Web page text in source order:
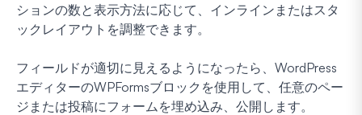
ションの数と表示方法に応じて、インラインまたはスタ
ックレイアウトを調整できます。
フィールドが適切に見えるようになったら、WordPress
エディターのWPFormsブロックを使用して、任意のペー
ジまたは投稿にフォームを埋め込み、公開します。